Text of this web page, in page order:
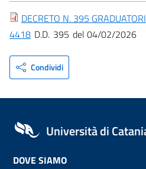
DECRETO N. 395
4418 D.D. 395 04/02/2026
Condividi
Università di
DOVE SIAMO